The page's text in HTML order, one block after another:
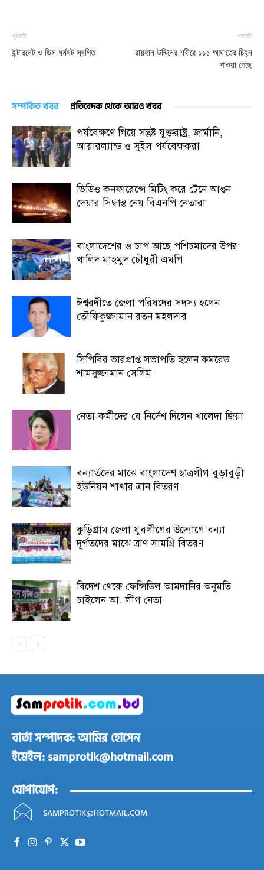
পূর্ববর্তী
ইন্টারনেট ও ডিস ধর্মঘট স্থগিত
পরবর্তী
রায়হান উদ্দিনের শরীরে ১১১ আঘাতের চিহ্ন
পাওয়া গেছে
সম্পর্কিত খবর প্রতিবেদক থেকে আরও খবর
পর্যবেক্ষণে গিয়ে সন্তুষ্ট যুক্তরাষ্ট্র, জার্মানি,
আয়ারল্যান্ড ও সুইস পর্যবেক্ষকরা
ভিডিও কনফারেন্সে মিটিং করে ট্রেনে আগুন
দেয়ার সিদ্ধান্ত নেয় বিএনপি নেতারা
বাংলাদেশের ও চাপ আছে পশিচমাদের উপর:
খালিদ মাহমুদ চৌধুরী এমপি
ঈশ্বরদীতে জেলা পরিষদের সদস্য হলেন
তৌফিকুজ্জামান রতন মহলদার
সিপিবির ভারপ্রাপ্ত সভাপতি হলেন কমরেড
শামসুজ্জামান সেলিম
নেতা-কর্মীদের যে নির্দেশ দিলেন খালেদা জিয়া
বন্যার্তদের মাঝে বাংলাদেশ ছাত্রলীগ বুড়াবুড়ী
ইউনিয়ন শাখার ত্রান বিতরণ।
কুড়িগ্রাম জেলা যুবলীগের উদ্যোগে বন্যা
দূর্গতদের মাঝে ত্রাণ সামগ্রি বিতরণ
বিদেশ থেকে ফেন্সিডিল আমদানির অনুমতি
চাইলেন আ. লীগ নেতা
বার্তা সম্পাদক: আমির হোসেন
ইমেইল: samprotik@hotmail.com
যোগাযোগ:
SAMPROTIK@HOTMAIL.COM